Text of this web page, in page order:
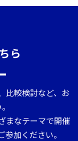
ら
比較検討など、お
まなテーマで開催
加ください。